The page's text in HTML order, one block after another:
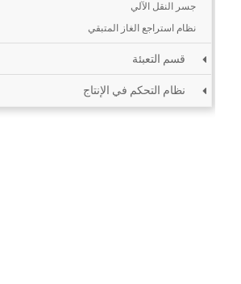
جسر النقل الآلي
نظام استراجع الغاز المتبقي
قسم التعبئة
نظام التحكم في الإنتاج